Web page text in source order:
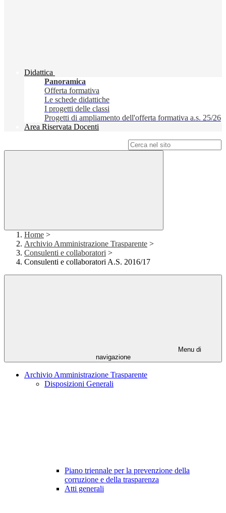
Didattica
Panoramica
Offerta formativa
Le schede didattiche
I progetti delle classi
Progetti di ampliamento dell'offerta formativa a.s. 25/26
Area Riservata Docenti
Home >
Archivio Amministrazione Trasparente >
Consulenti e collaboratori >
Consulenti e collaboratori A.S. 2016/17
Menu di
navigazione
Archivio Amministrazione Trasparente
Disposizioni Generali
Piano triennale per la prevenzione della
corruzione e della trasparenza
Atti generali